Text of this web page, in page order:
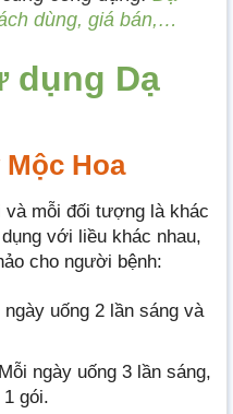
dùng, giá bán,…
dụng Dạ
Hoa
mỗi đối tượng là khác
với liều khác nhau,
cho người bệnh:
uống 2 lần sáng và
ngày uống 3 lần sáng,
gói.